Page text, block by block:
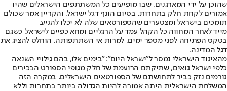
שהוכן על ידי המארגנים, שבו מופיעים כל המשתתפים הישראלים שהיו
אמורים לקחת חלק בתחרות. בסיום הונף דגל ישראל, והקריין אמר שכולם
תומכים בישראל ומצטערים שהספורטאים שלה לא יכלו להגיע.
מייד לאחר המחווה כל הקהל עמד על הרגליים ומחא כפיים לישראל, כשגם
בטקס הפתיחה לפני מספר ימים, למרות אי השתתפותה, הוחלט להציג את
דגל המדינה.
מהאיגוד הישראלי נמסר ל"ישראל היום": "בימים אלו, בהם גילויי השנאה
כלפי ישראל גואים, שתיקתם הרועמת של חלק מגופי הספורט הבכירים
גורמים נזק כביר לתחושתם של הספורטאים הישראלים. במקרה הזה
המשלחת הישראלית היתה אמורה להיות הגדולה ביותר בתחרות וללא